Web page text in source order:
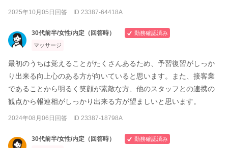
2025年10月05日回答 ID 23387-64418A
30代前半/女性/内定（回答時）
勤務確認済み
マッサージ
最初のうちは覚えることがたくさんあるため、予習復習がしっか
り出来る向上心のある方が向いていると思います。また、接客業
であることから明るく笑顔が素敵な方、他のスタッフとの連携の
観点から報連相がしっかり出来る方が望ましいと思います。
2024年08月06日回答 ID 23387-18798A
30代前半/女性/内定（回答時）
勤務確認済み